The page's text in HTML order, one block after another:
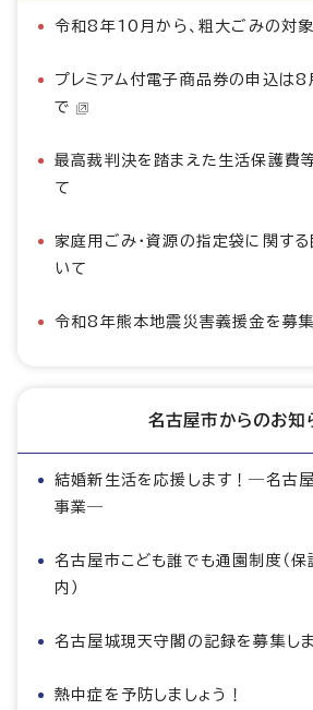
令和8年10月から、粗大ごみの対
プレミアム付電子商品券の申込は8
で
最高裁判決を踏まえた生活保護費
て
家庭用ごみ・資源の指定袋に関す
いて
令和8年熊本地震災害義援金を募
名古屋市からのお知
結婚新生活を応援します！―名古
事業―
名古屋市こども誰でも通園制度（
内）
名古屋城現天守閣の記録を募集し
熱中症を予防しましょう！